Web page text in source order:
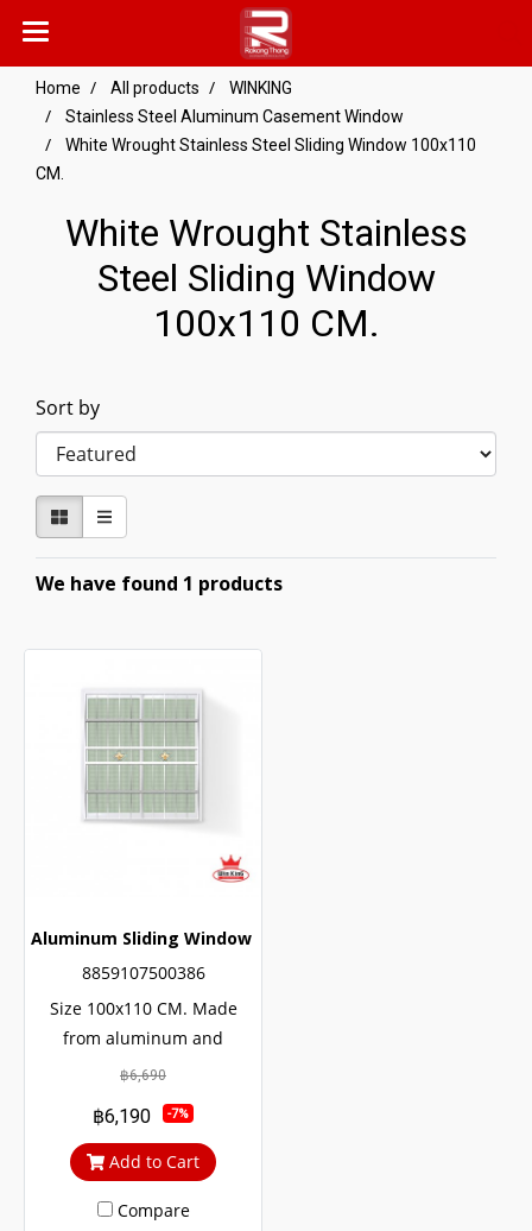
Home All products
WINKING
Stainless Steel Aluminum Casement Window
White Wrought Stainless Steel Sliding Window 100x110
CM.
White Wrought Stainless
Steel Sliding Window
100x110 CM.
Sort by
We have found 1 products
Aluminum Sliding Window White Stainless Steel Bending
8859107500386
Size 100x110 CM. Made
from aluminum and
wrought 304 stainless steel.
Guaranteed not to rust
throughout the lifetime.
Clear green glass cuts out
heat and UV rays.
฿6,690
฿6,190 -7%
Add to Cart
Compare